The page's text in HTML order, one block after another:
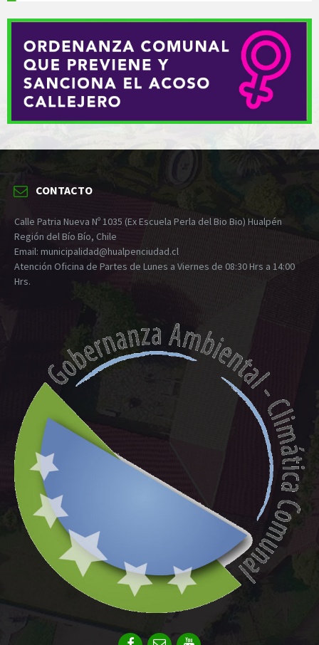
CONTACTO
Calle Patria Nueva Nº 1035 (Ex Escuela Perla del Bio Bio) Hualpén
Región del Bío Bío, Chile
Email: municipalidad@hualpenciudad.cl
Atención Oficina de Partes de Lunes a Viernes de 08:30 Hrs a 14:00
Hrs.